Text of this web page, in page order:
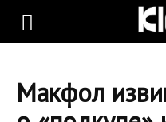
KLOOP.KG
Макфол